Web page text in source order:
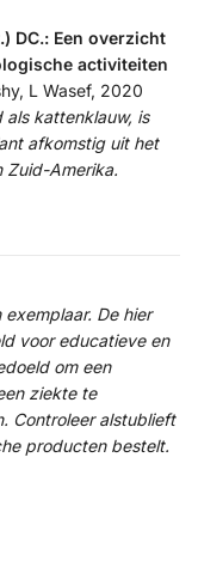
DC.: Een overzicht
activiteiten
L Wasef, 2020
als kattenklauw, is
afkomstig uit het
Zuid-Amerika.
De hier
voor educatieve en
om een
ziekte te
Controleer alstublieft
producten bestelt.